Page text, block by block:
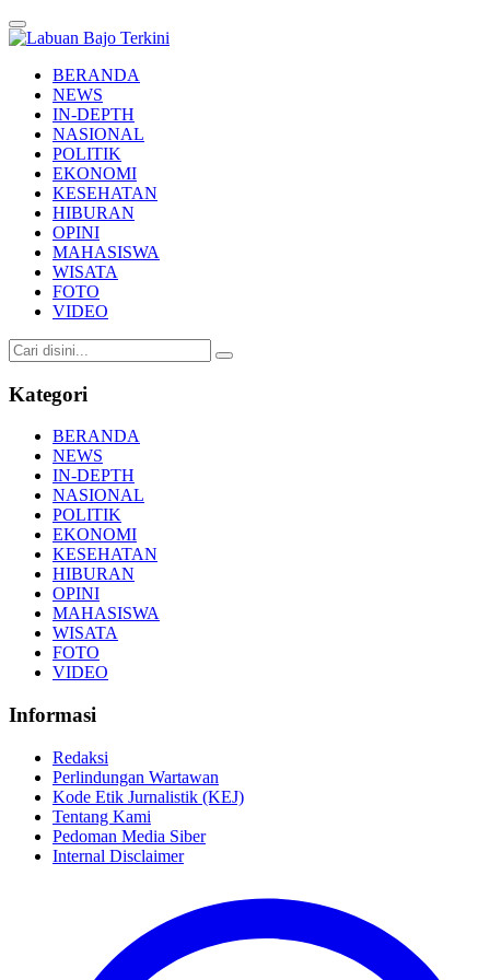
Labuan Bajo Terkini
Aktual & Berimbang
BERANDA
NEWS
IN-DEPTH
NASIONAL
POLITIK
EKONOMI
KESEHATAN
HIBURAN
OPINI
MAHASISWA
WISATA
FOTO
VIDEO
Kategori
BERANDA
NEWS
IN-DEPTH
NASIONAL
POLITIK
EKONOMI
KESEHATAN
HIBURAN
OPINI
MAHASISWA
WISATA
FOTO
VIDEO
Informasi
Redaksi
Perlindungan Wartawan
Kode Etik Jurnalistik (KEJ)
Tentang Kami
Pedoman Media Siber
Internal Disclaimer